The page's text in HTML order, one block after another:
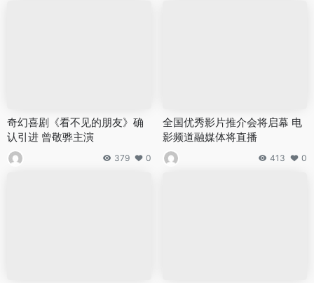
奇幻喜剧《看不见的朋友》确
认引进 曾敬骅主演
379 0
全国优秀影片推介会将启幕 电
影频道融媒体将直播
413 0